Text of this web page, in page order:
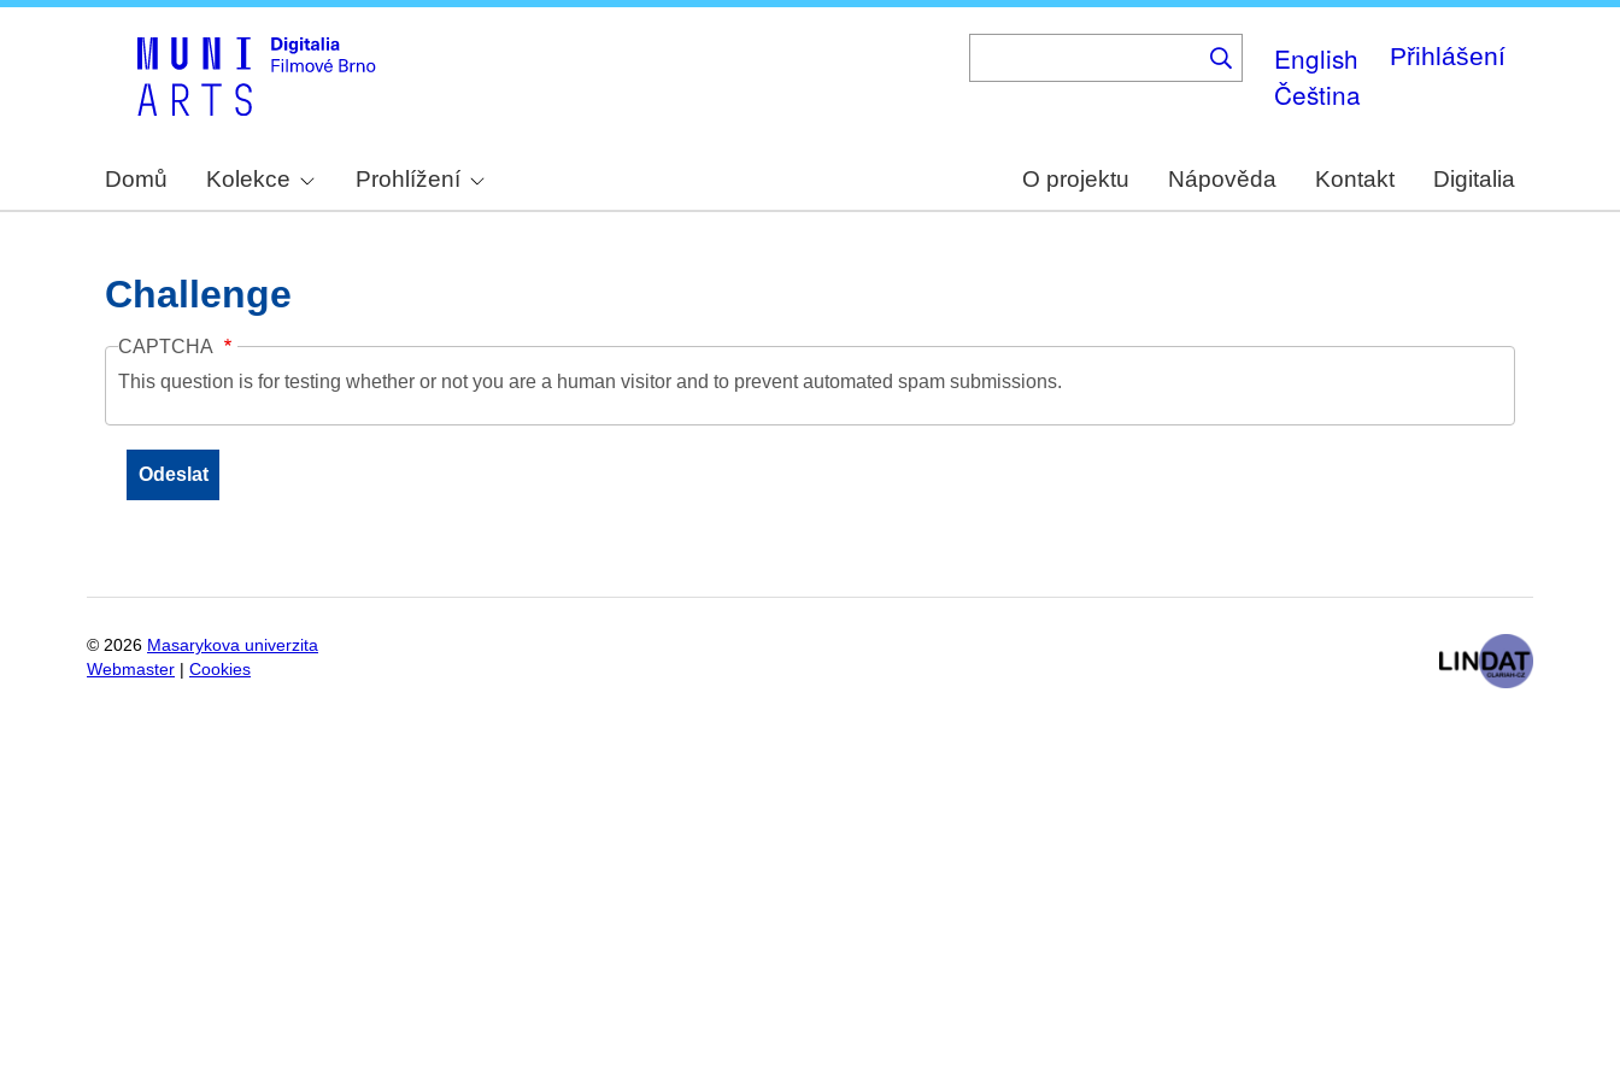
English
Čeština
Přihlášení
Domů Kolekce Prohlížení O projektu Nápověda Kontakt Digitalia
Challenge
CAPTCHA
This question is for testing whether or not you are a human visitor and to prevent automated spam submissions.
© 2026 Masarykova univerzita
Webmaster
Cookies